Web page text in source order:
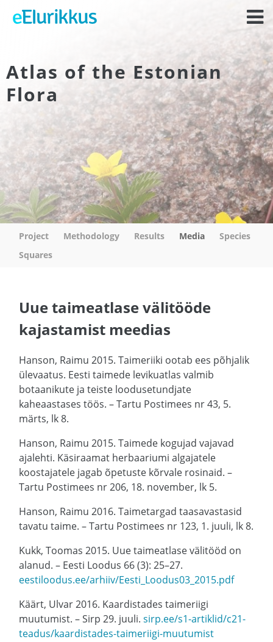
Atlas of the Estonian
Flora
Project Methodology Results Media
Species
Squares
Uue taimeatlase välitööde
kajastamist meedias
Hanson, Raimu 2015. Taimeriiki ootab ees põhjalik
ülevaatus. Eesti taimede levikuatlas valmib
botaanikute ja teiste loodusetundjate
kaheaastases töös. – Tartu Postimees nr 43, 5.
märts, lk 8.
Hanson, Raimu 2015. Taimede kogujad vajavad
ajalehti. Käsiraamat herbaariumi algajatele
koostajatele jagab õpetuste kõrvale rosinaid. –
Tartu Postimees nr 206, 18. november, lk 5.
Hanson, Raimu 2016. Taimetargad taasavastasid
tavatu taime. – Tartu Postimees nr 123, 1. juuli, lk 8.
Kukk, Toomas 2015. Uue taimeatlase välitööd on
alanud. – Eesti Loodus 66 (3): 25–27.
eestiloodus.ee/arhiiv/Eesti_Loodus03_2015.pdf
Käärt, Ulvar 2016. Kaardistades taimeriigi
muutumist. – Sirp 29. juuli.sirp.ee/s1-artiklid/c21-
teadus/kaardistades-taimeriigi-muutumist